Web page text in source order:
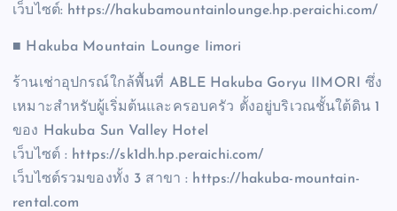
เว็บไซต์: https://hakubamountainlounge.hp.peraichi.com/
■ Hakuba Mountain Lounge Iimori
ร้านเช่าอุปกรณ์ใกล้พื้นที่ ABLE Hakuba Goryu IIMORI ซึ่ง
เหมาะสำหรับผู้เริ่มต้นและครอบครัว ตั้งอยู่บริเวณชั้นใต้ดิน 1
ของ Hakuba Sun Valley Hotel
เว็บไซต์ : https://sk1dh.hp.peraichi.com/
เว็บไซต์รวมของทั้ง 3 สาขา : https://hakuba-mountain-
rental.com